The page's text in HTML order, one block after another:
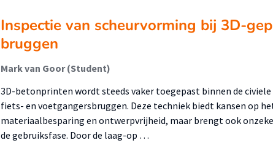
Inspectie van scheurvorming bij 3D-
bruggen
Mark van Goor (Student)
3D-betonprinten wordt steeds vaker toegepast binnen de
fiets- en voetgangersbruggen. Deze techniek biedt kansen op
materiaalbesparing en ontwerpvrijheid, maar brengt ook
de gebruiksfase. Door de laag-op …